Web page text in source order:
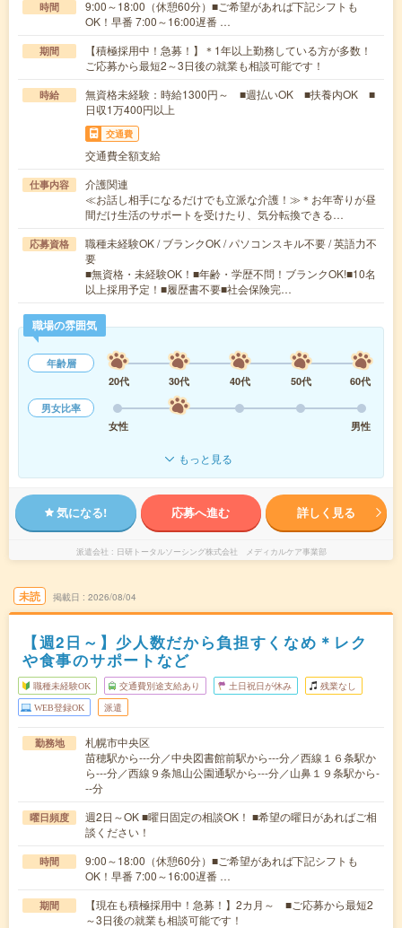
時間
9:00～18:00（休憩60分）■ご希望があれば下記シフトも
OK！早番 7:00～16:00遅番 …
期間
【積極採用中！急募！】＊1年以上勤務している方が多数！
ご応募から最短2～3日後の就業も相談可能です！
時給
無資格未経験：時給1300円～ ■週払いOK ■扶養内OK ■
日収1万400円以上
交通費
交通費全額支給
仕事内容
介護関連
≪お話し相手になるだけでも立派な介護！≫＊お年寄りが昼
間だけ生活のサポートを受けたり、気分転換できる…
応募資格
職種未経験OK / ブランクOK / パソコンスキル不要 / 英語力不
要
■無資格・未経験OK！■年齢・学歴不問！ブランクOK!■10名
以上採用予定！■履歴書不要■社会保険完…
職場の雰囲気
年齢層
20代
30代 40代 50代
60代
男女比率
女性
男性
もっと見る
気になる! 応募へ進む 詳しく見る
派遣会社 日研トータルソーシング株式会社 メディカルケア事業部
未読 掲載日 2026/08/04
【週2日～】少人数だから負担すくなめ＊レク
や食事のサポートなど
職種未経験OK 交通費別途支給あり 土日祝日が休み 残業なし
WEB登録OK 派遣
勤務地
札幌市中央区
苗穂駅から---分／中央図書館前駅から---分／西線１６条駅か
ら---分／西線９条旭山公園通駅から---分／山鼻１９条駅から-
--分
曜日頻度
週2日～OK ■曜日固定の相談OK！ ■希望の曜日があればご相
談ください！
時間
9:00～18:00（休憩60分）■ご希望があれば下記シフトも
OK！早番 7:00～16:00遅番 …
期間
【現在も積極採用中！急募！】2カ月～ ■ご応募から最短2
～3日後の就業も相談可能です！